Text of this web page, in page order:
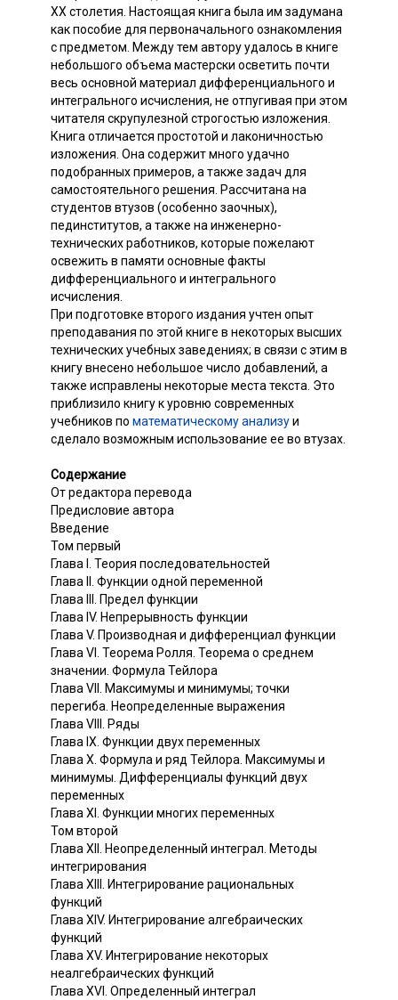
XX столетия. Настоящая книга была им задумана
как пособие для первоначального ознакомления
с предметом. Между тем автору удалось в книге
небольшого объема мастерски осветить почти
весь основной материал дифференциального и
интегрального исчисления, не отпугивая при этом
читателя скрупулезной строгостью изложения.
Книга отличается простотой и лаконичностью
изложения. Она содержит много удачно
подобранных примеров, а также задач для
самостоятельного решения. Рассчитана на
студентов втузов (особенно заочных),
пединститутов, а также на инженерно-
технических работников, которые пожелают
освежить в памяти основные факты
дифференциального и интегрального
исчисления.
При подготовке второго издания учтен опыт
преподавания по этой книге в некоторых высших
технических учебных заведениях; в связи с этим в
книгу внесено небольшое число добавлений, а
также исправлены некоторые места текста. Это
приблизило книгу к уровню современных
учебников по математическому анализуи
сделало возможным использование ее во втузах.
Содержание
От редактора перевода
Предисловие автора
Введение
Том первый
Глава I. Теория последовательностей
Глава II. Функции одной переменной
Глава III. Предел функции
Глава IV. Непрерывность функции
Глава V. Производная и дифференциал функции
Глава VI. Теорема Ролля. Теорема о среднем
значении. Формула Тейлора
Глава VII. Максимумы и минимумы; точки
перегиба. Неопределенные выражения
Глава VIII. Ряды
Глава IX. Функции двух переменных
Глава X. Формула и ряд Тейлора. Максимумы и
минимумы. Дифференциалы функций двух
переменных
Глава XI. Функции многих переменных
Том второй
Глава XII. Неопределенный интеграл. Методы
интегрирования
Глава XIII. Интегрирование рациональных
функций
Глава XIV. Интегрирование алгебраических
функций
Глава XV. Интегрирование некоторых
неалгебраических функций
Глава XVI. Определенный интеграл